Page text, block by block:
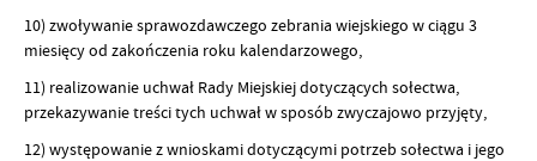
10) zwoływanie sprawozdawczego zebrania wiejskiego w ciągu 3
miesięcy od zakończenia roku kalendarzowego,
11) realizowanie uchwał Rady Miejskiej dotyczących sołectwa,
przekazywanie treści tych uchwał w sposób zwyczajowo przyjęty,
12) występowanie z wnioskami dotyczącymi potrzeb sołectwa i jego